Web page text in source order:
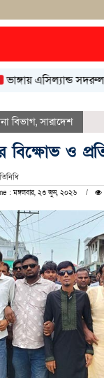
এসিল্যান্ড সদরুল
বিভাগ,সারাদেশ
বিক্ষোভ ও
: মঙ্গলবার, ২৩ জুন, ২০২৬